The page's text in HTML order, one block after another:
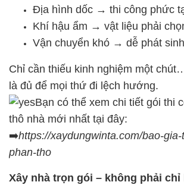
Địa hình dốc → thi công phức
Khí hậu ẩm → vật liệu phải
Vận chuyển khó → dễ phát
Chỉ cần thiếu kinh nghiệm một
là đủ để mọi thứ đi lệch hướng.
Bạn có thể xem chi tiết gói thi
thô nhà mới nhất tại đây:
➡️https://xaydungwinta.com/bao-
phan-tho
Xây nhà trọn gói – không phải chỉ